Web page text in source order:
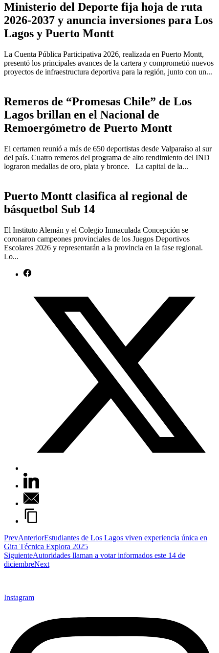
Ministerio del Deporte fija hoja de ruta
2026-2037 y anuncia inversiones para Los
Lagos y Puerto Montt
La Cuenta Pública Participativa 2026, realizada en Puerto Montt,
presentó los principales avances de la cartera y comprometió nuevos
proyectos de infraestructura deportiva para la región, junto con un...
Remeros de “Promesas Chile” de Los
Lagos brillan en el Nacional de
Remoergómetro de Puerto Montt
El certamen reunió a más de 650 deportistas desde Valparaíso al sur
del país. Cuatro remeros del programa de alto rendimiento del IND
lograron medallas de oro, plata y bronce. La capital de la...
Puerto Montt clasifica al regional de
básquetbol Sub 14
El Instituto Alemán y el Colegio Inmaculada Concepción se
coronaron campeones provinciales de los Juegos Deportivos
Escolares 2026 y representarán a la provincia en la fase regional.
Lo...
PrevAnteriorEstudiantes de Los Lagos viven experiencia única en
Gira Técnica Explora 2025
SiguienteAutoridades llaman a votar informados este 14 de
diciembreNext
Instagram